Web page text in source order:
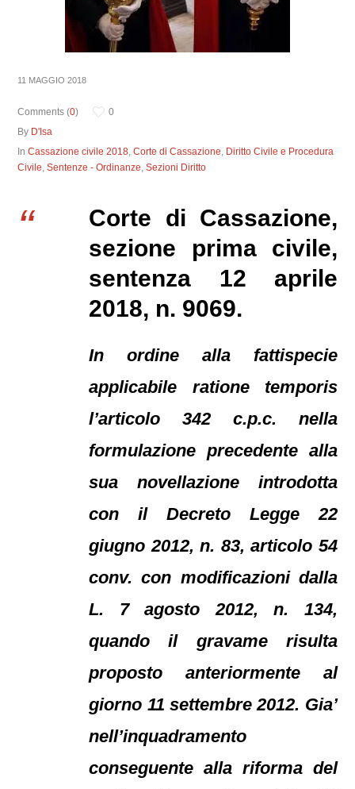
11 MAGGIO 2018
Comments (0)
0
By D'Isa
InCassazione civile 2018,Corte di Cassazione, Diritto Civile e Procedura
Civile,Sentenze - Ordinanze,Sezioni Diritto
Corte di Cassazione,
sezione prima civile,
sentenza 12 aprile
2018, n. 9069.
In ordine alla fattispecie
applicabile ratione temporis
l’articolo 342 c.p.c. nella
formulazione precedente alla
sua novellazione introdotta
con il Decreto Legge 22
giugno 2012, n. 83, articolo 54
conv. con modificazioni dalla
L. 7 agosto 2012, n. 134,
quando il gravame risulta
proposto anteriormente al
giorno 11 settembre 2012. Gia’
nell’inquadramento
conseguente alla riforma del